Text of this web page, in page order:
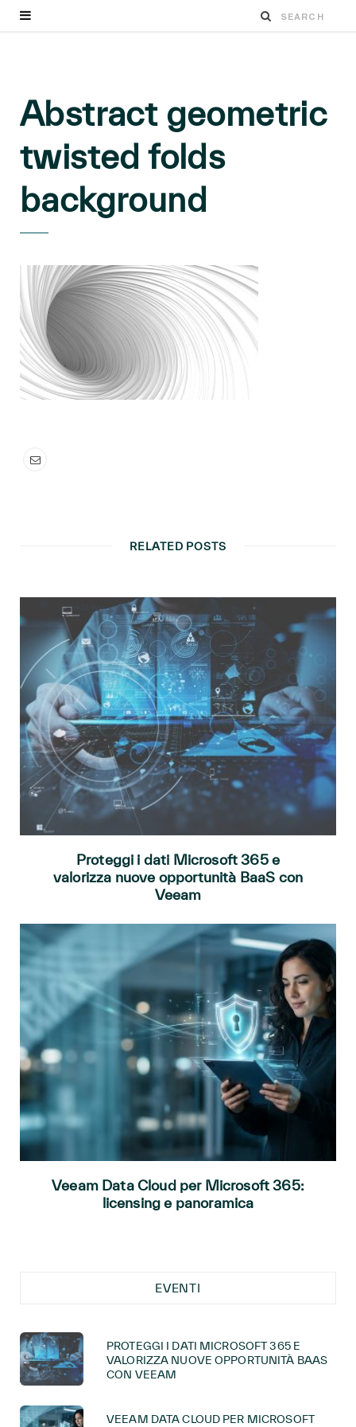
Abstract geometric
twisted folds
background
RELATED POSTS
Proteggi i dati Microsoft 365 e
valorizza nuove opportunità BaaS con
Veeam
Veeam Data Cloud per Microsoft 365:
licensing e panoramica
EVENTI
PROTEGGI I DATI MICROSOFT 365 E
VALORIZZA NUOVE OPPORTUNITÀ BAAS
CON VEEAM
VEEAM DATA CLOUD PER MICROSOFT